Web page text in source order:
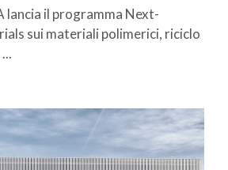
lancia il programma Next-
sui materiali polimerici, riciclo